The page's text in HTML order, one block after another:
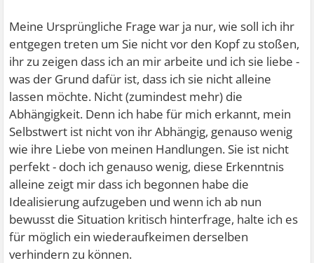
Meine Ursprüngliche Frage war ja nur, wie soll ich ihr
entgegen treten um Sie nicht vor den Kopf zu stoßen,
ihr zu zeigen dass ich an mir arbeite und ich sie liebe -
was der Grund dafür ist, dass ich sie nicht alleine
lassen möchte. Nicht (zumindest mehr) die
Abhängigkeit. Denn ich habe für mich erkannt, mein
Selbstwert ist nicht von ihr Abhängig, genauso wenig
wie ihre Liebe von meinen Handlungen. Sie ist nicht
perfekt - doch ich genauso wenig, diese Erkenntnis
alleine zeigt mir dass ich begonnen habe die
Idealisierung aufzugeben und wenn ich ab nun
bewusst die Situation kritisch hinterfrage, halte ich es
für möglich ein wiederaufkeimen derselben
verhindern zu können.